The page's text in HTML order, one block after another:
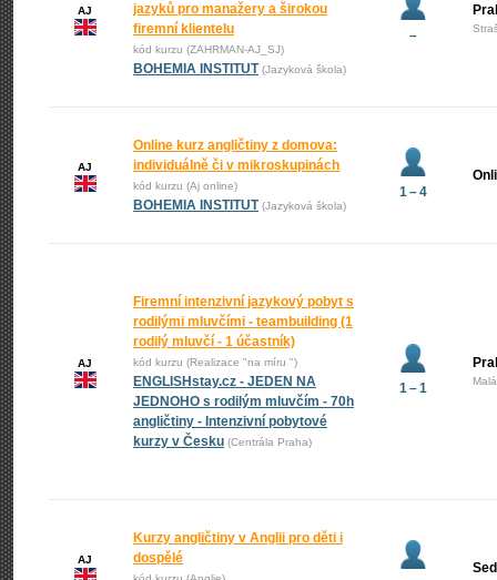
AJ
jazyků pro manažery a širokou
firemní klientelu
kód kurzu (ZAHRMAN-AJ_SJ)
BOHEMIA INSTITUT (Jazyková škola)
–
AJ
Online kurz angličtiny z domova:
individuálně či v mikroskupinách
kód kurzu (Aj online)
BOHEMIA INSTITUT (Jazyková škola)
1 – 4
AJ
Firemní intenzivní jazykový pobyt s
rodilými mluvčími - teambuilding (1
rodilý mluvčí - 1 účastník)
kód kurzu (Realizace "na míru ")
ENGLISHstay.cz - JEDEN NA
JEDNOHO s rodilým mluvčím - 70h
angličtiny - Intenzivní pobytové
kurzy v Česku (Centrála Praha)
1 – 1
AJ
Kurzy angličtiny v Anglii pro děti i
dospělé